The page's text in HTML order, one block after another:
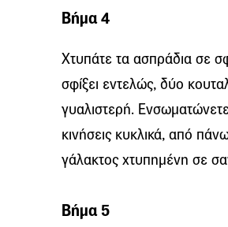
Βήμα 4
Χτυπάτε τα ασπράδια σε
σφίξει εντελώς, δύο
γυαλιστερή.
κινήσεις κυκλικά, από
γάλακτος χτυπημένη σε
Βήμα 5